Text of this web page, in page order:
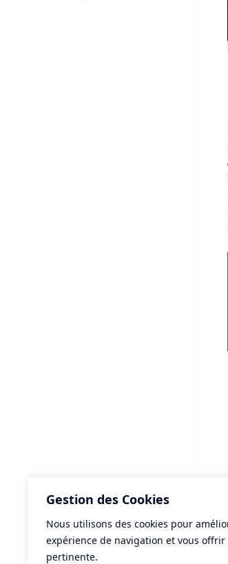
Gestion des Cookies
Nous utilisons des cookies pour
expérience de navigation et vous
pertinente.